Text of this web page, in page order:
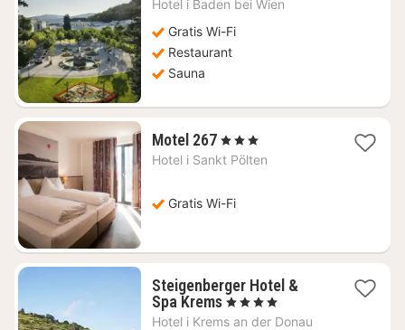
Hotel i Baden bei Wien
Gratis Wi-Fi
Restaurant
Sauna
Motel 2671
nat
kr.
, 3 Stjerner
Hotel i Sankt Pölten
Gratis Wi-Fi
Steigenberger Hotel &
Spa Krems1
nat
, 4 Stjerner
Hotel i Krems an der Donau